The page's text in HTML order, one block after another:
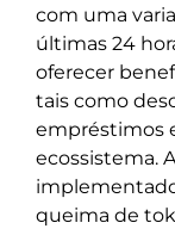
com uma
últimas 24
oferecer
tais como
empréstimos
ecossistema.
queima de